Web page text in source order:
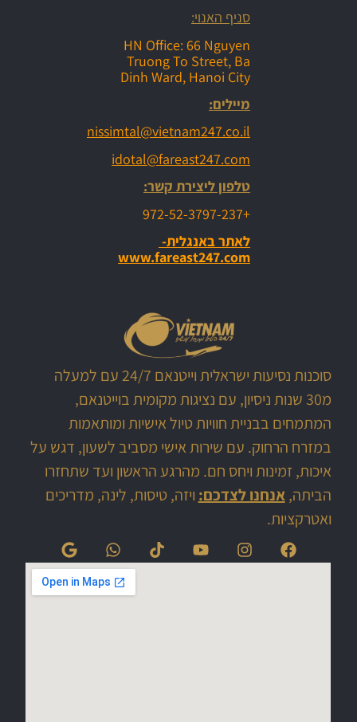
סניף האנוי:
HN Office: 66 Nguyen
Truong To Street, Ba
Dinh Ward, Hanoi City
מיילים:
nissimtal@vietnam247.co.il
idotal@fareast247.com
טלפון ליצירת קשר:
+972-52-3797-237
לאתר באנגלית-
www.fareast247.com
סוכנות נסיעות ישראלית וייטנאם 24/7 עם למעלה
מ30 שנות ניסיון, עם נציגות מקומית בוייטנאם,
המתמחים בבניית חוויות טיול אישיות ומותאמות
במזרח הרחוק. עם שירות אישי מסביב לשעון, דגש על
איכות, זמינות ויחס חם. מהרגע הראשון ועד שתחזרו
הביתה,אנחנו לצדכם: ויזה, טיסות, לינה, מדריכים
ואטרקציות.